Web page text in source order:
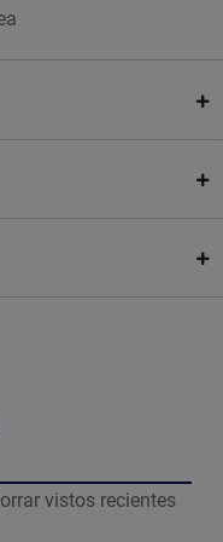
vistos recientes